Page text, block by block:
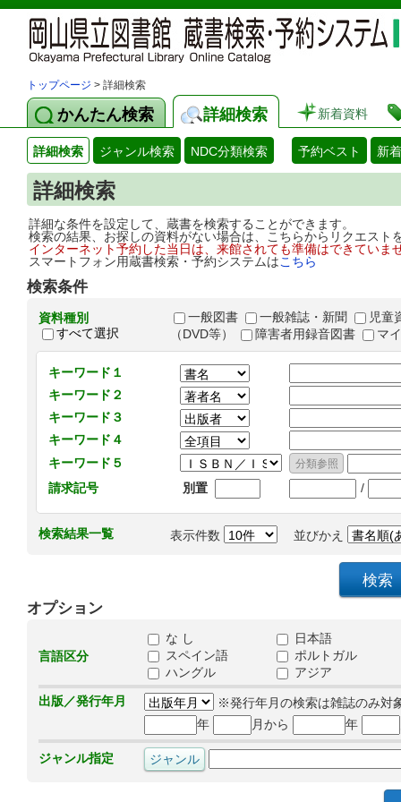
トップページ > 詳細検索
かんたん検索 詳細検索 新着資料
詳細検索 ジャンル検索 NDC分類検索 予約ベスト 新
詳細検索
詳細な条件を設定して、蔵書を検索することができます。
検索の結果、お探しの資料がない場合は、こちらからリクエス
インターネット予約した当日は、来館されても準備はできてい
スマートフォン用蔵書検索・予約システムはこちら
検索条件
資料種別
すべて選択
一般図書 一般雑誌・新聞
児童
（DVD等）
障害者用録音図書 マ
キーワード１
キーワード２
キーワード３
キーワード４
キーワード５
請求記号
別置 /
検索結果一覧 表示件数 並びかえ
オプション
言語区分
な し
日本語
スペイン語
ポルトガル
ハングル
アジア
出版／発行年月
※発行年月の検索は雑誌のみ対
年
月から 年
ジャンル指定